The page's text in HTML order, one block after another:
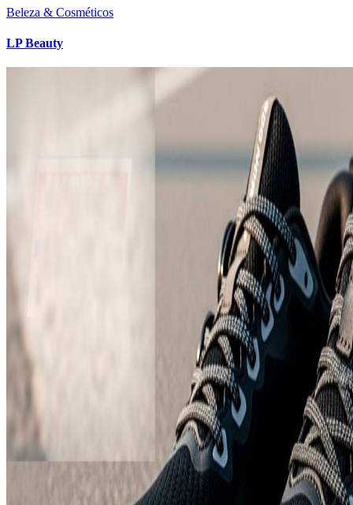
Beleza & Cosméticos
LP Beauty